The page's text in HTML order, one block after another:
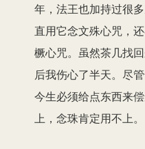
年，法王也加持过很
直用它念文殊心咒，
橛心咒。虽然茶几找
后我伤心了半天。尽
今生必须给点东西来
上，念珠肯定用不上。